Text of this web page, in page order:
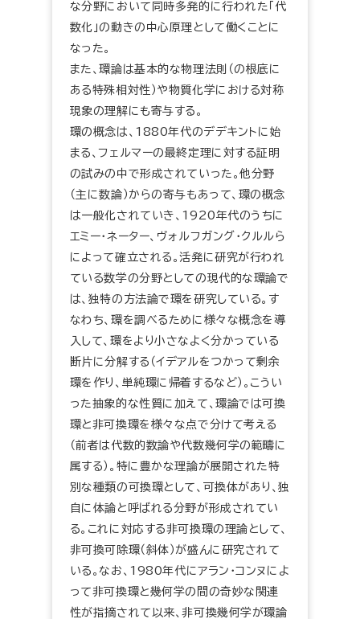
な分野において同時多発的に行われた「代
数化」の動きの中心原理として働くことに
なった。
また、環論は基本的な物理法則（の根底に
ある特殊相対性）や物質化学における対称
現象の理解にも寄与する。
環の概念は、1880年代のデデキントに始
まる、フェルマーの最終定理に対する証明
の試みの中で形成されていった。他分野
（主に数論）からの寄与もあって、環の概念
は一般化されていき、1920年代のうちに
エミー・ネーター、ヴォルフガング・クルルら
によって確立される。活発に研究が行われ
ている数学の分野としての現代的な環論で
は、独特の方法論で環を研究している。す
なわち、環を調べるために様々な概念を導
入して、環をより小さなよく分かっている
断片に分解する（イデアルをつかって剰余
環を作り、単純環に帰着するなど）。こうい
った抽象的な性質に加えて、環論では可換
環と非可換環を様々な点で分けて考える
（前者は代数的数論や代数幾何学の範疇に
属する）。特に豊かな理論が展開された特
別な種類の可換環として、可換体があり、独
自に体論と呼ばれる分野が形成されてい
る。これに対応する非可換環の理論として、
非可換可除環（斜体）が盛んに研究されて
いる。なお、1980年代にアラン・コンヌによ
って非可換環と幾何学の間の奇妙な関連
性が指摘されて以来、非可換幾何学が環論